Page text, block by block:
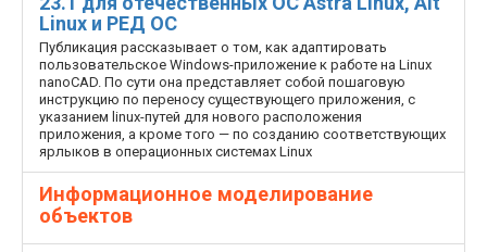
Linux и РЕД ОС
Публикация рассказывает о том, как адаптировать
пользовательское Windows-приложение к работе на Linux
nanoCAD. По сути она представляет собой пошаговую
инструкцию по переносу существующего приложения, с
указанием linux-путей для нового расположения
приложения, а кроме того — по созданию соответствующих
ярлыков в операционных системах Linux
Информационное моделирование
объектов